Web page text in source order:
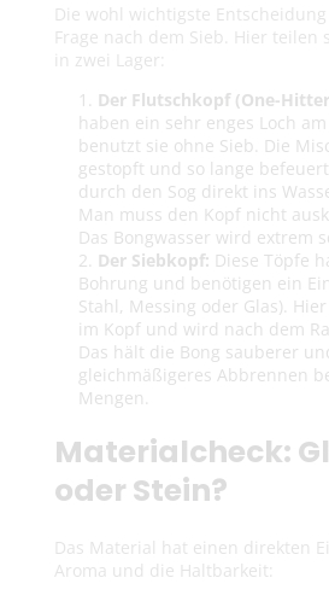
Die wohl wichtigste
Frage nach dem Sieb. Hier teilen
in zwei Lager:
Der Flutschkopf (One-
haben ein sehr enges Loch
benutzt sie ohne Sieb. Die
gestopft und so lange
durch den Sog direkt ins
Man muss den Kopf nicht
Das Bongwasser wird extrem
Der Siebkopf: Diese Töpfe
Bohrung und benötigen ein
Stahl, Messing oder Glas).
im Kopf und wird nach dem
Das hält die Bong sauberer
gleichmäßigeres Abbrennen
Mengen.
Materialcheck:
oder Stein?
Das Material hat einen direkten
Aroma und die Haltbarkeit: